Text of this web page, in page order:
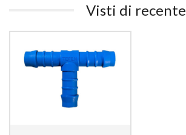
Visti di recente